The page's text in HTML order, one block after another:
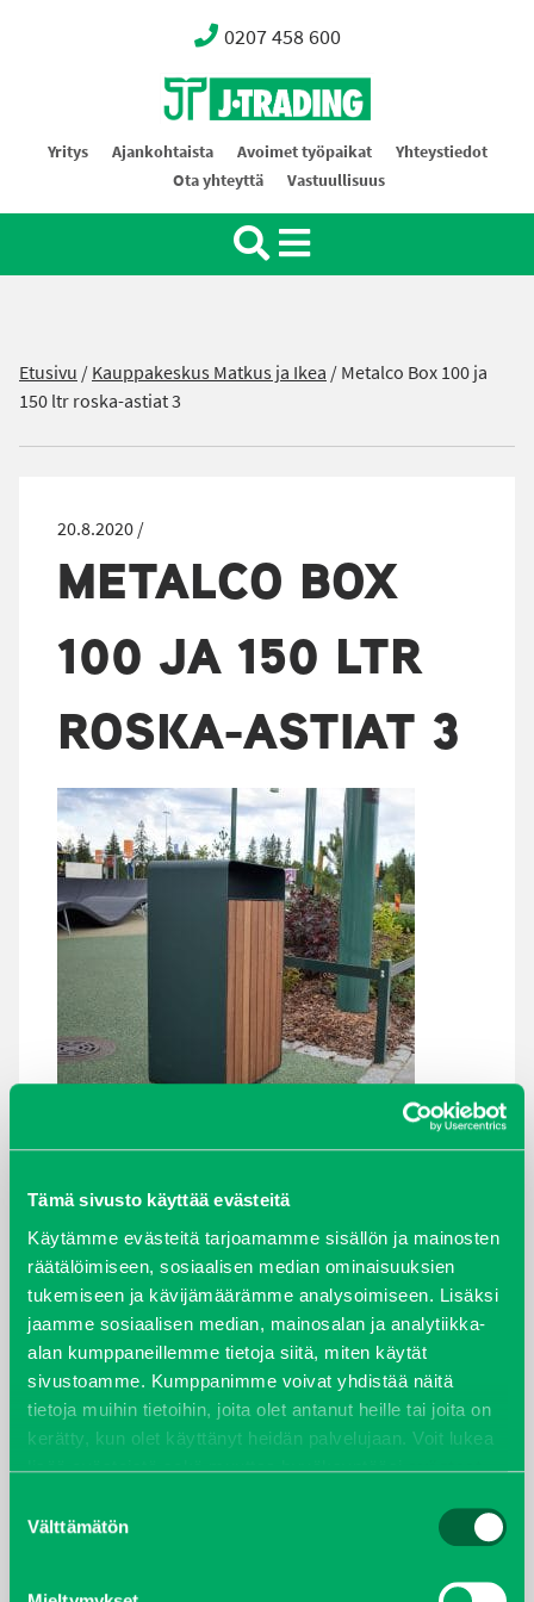
Tämä sivusto käyttää evästeitä
Käytämme evästeitä tarjoamamme sisällön ja mainosten
räätälöimiseen, sosiaalisen median ominaisuuksien
tukemiseen ja kävijämäärämme analysoimiseen. Lisäksi
jaamme sosiaalisen median, mainosalan ja analytiikka-
alan kumppaneillemme tietoja siitä, miten käytät
sivustoamme. Kumppanimme voivat yhdistää näitä
tietoja muihin tietoihin, joita olet antanut heille tai joita on
kerätty, kun olet käyttänyt heidän palvelujaan. Voit lukea
lisää evästeistä sekä muuttaa hyväksyntääsievästeet
valinta
Välttämätön
0207 458 600
Oy J-Trading Ab
Yritys Ajankohtaista Avoimet työpaikat
Yhteystiedot
Ota yhteyttä
Vastuullisuus
Etusivu /Kauppakeskus Matkus ja Ikea /Metalco Box 100 ja
150 ltr roska-astiat 3
20.8.2020 /
METALCO BOX
100 JA 150 LTR
ROSKA-ASTIAT 3
ARKISTOT
maaliskuu 2026
elokuu 2024
syyskuu 2023
joulukuu 2022